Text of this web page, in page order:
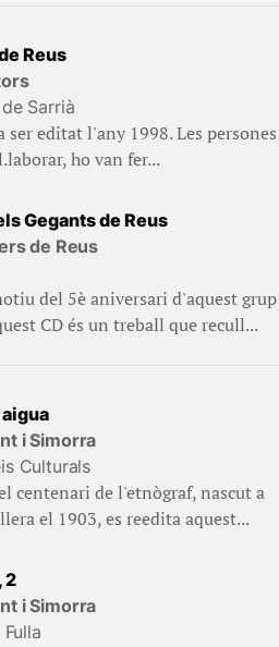
Reus
Sarrià
ser editat l'any 1998. Les persones
ho van fer...
Gegants de Reus
de Reus
del 5è aniversari d'aquest grup
CD és un treball que recull...
i Simorra
Culturals
centenari de l'etnògraf, nascut a
el 1903, es reedita aquest...
2
i Simorra